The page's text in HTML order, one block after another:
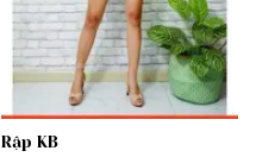
Rập KB